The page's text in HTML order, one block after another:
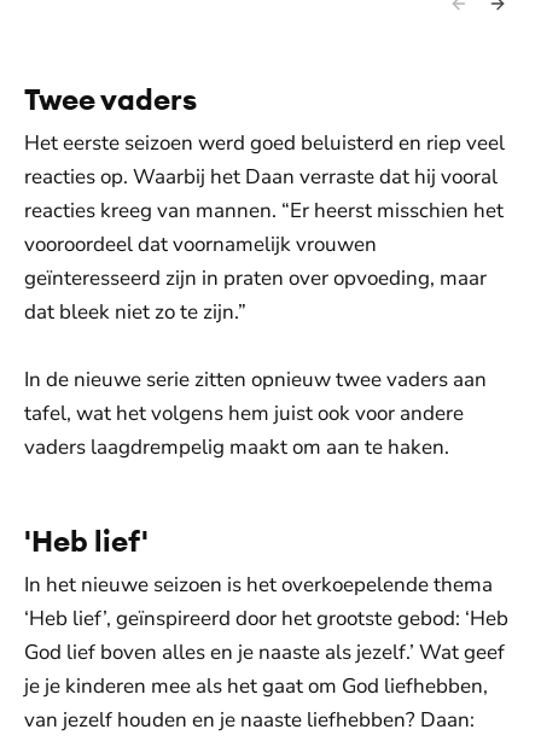
Twee vaders
Het eerste seizoen werd goed beluisterd en riep veel
reacties op. Waarbij het Daan verraste dat hij vooral
reacties kreeg van mannen. “Er heerst misschien het
vooroordeel dat voornamelijk vrouwen
geïnteresseerd zijn in praten over opvoeding, maar
dat bleek niet zo te zijn.”
In de nieuwe serie zitten opnieuw twee vaders aan
tafel, wat het volgens hem juist ook voor andere
vaders laagdrempelig maakt om aan te haken.
'Heb lief'
In het nieuwe seizoen is het overkoepelende thema
‘Heb lief’, geïnspireerd door het grootste gebod: ‘Heb
God lief boven alles en je naaste als jezelf.’ Wat geef
je je kinderen mee als het gaat om God liefhebben,
van jezelf houden en je naaste liefhebben? Daan: